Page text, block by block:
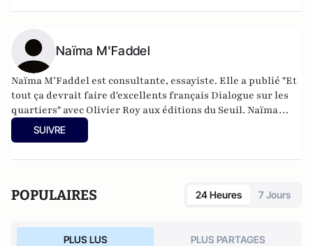
Naïma M'Faddel
Naïma M’Faddel est consultante, essayiste. Elle a publié "Et
tout ça devrait faire d'excellents français Dialogue sur les
quartiers" avec Olivier Roy aux éditions du Seuil. Naïma
M’Faddel est chargée de mission équité urbaine auprès de
la direction générale des services du département de
et Mantes-la-Jolie.
SUIVRE
POPULAIRES 24 Heures 7 Jours
PLUS LUS PLUS PARTAGES